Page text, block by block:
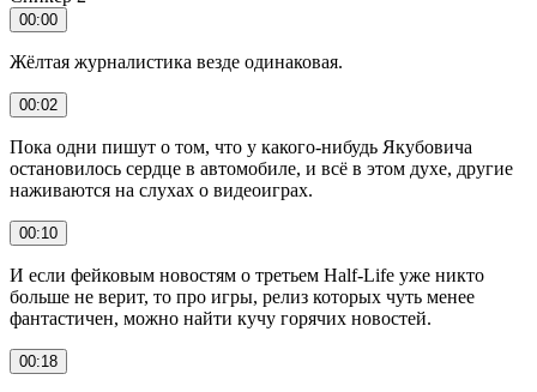
00:00
Жёлтая журналистика везде одинаковая.
00:02
Пока одни пишут о том, что у какого-нибудь Якубовича
остановилось сердце в автомобиле, и всё в этом духе, другие
наживаются на слухах о видеоиграх.
00:10
И если фейковым новостям о третьем Half-Life уже никто
больше не верит, то про игры, релиз которых чуть менее
фантастичен, можно найти кучу горячих новостей.
00:18